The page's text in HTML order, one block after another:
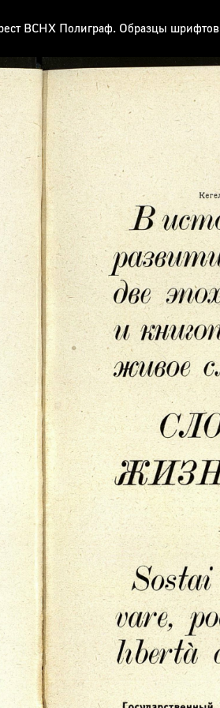
ВСНХ Полиграф. Образцы шрифтов